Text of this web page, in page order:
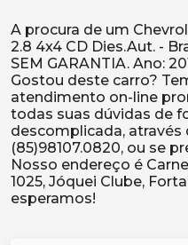
A procura de um
2.8 4x4 CD Dies.Aut. -
SEM GARANTIA. Ano:
Gostou deste carro?
atendimento on-line
todas suas dúvidas de
descomplicada,
(85)98107.0820, ou se
Nosso endereço é
1025, Jóquei Clube,